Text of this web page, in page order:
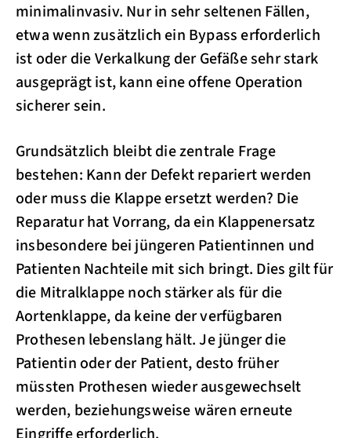
minimalinvasiv. Nur in sehr seltenen Fällen,
etwa wenn zusätzlich ein Bypass erforderlich
ist oder die Verkalkung der Gefäße sehr stark
ausgeprägt ist, kann eine offene Operation
sicherer sein.
Grundsätzlich bleibt die zentrale Frage
bestehen: Kann der Defekt repariert werden
oder muss die Klappe ersetzt werden? Die
Reparatur hat Vorrang, da ein Klappenersatz
insbesondere bei jüngeren Patientinnen und
Patienten Nachteile mit sich bringt. Dies gilt für
die Mitralklappe noch stärker als für die
Aortenklappe, da keine der verfügbaren
Prothesen lebenslang hält. Je jünger die
Patientin oder der Patient, desto früher
müssten Prothesen wieder ausgewechselt
werden, beziehungsweise wären erneute